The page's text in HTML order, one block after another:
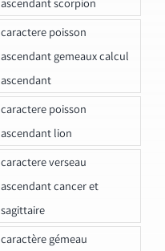
caractere poisson
ascendant gemeaux calcul
ascendant
caractere poisson
ascendant lion
caractere verseau
ascendant cancer et
sagittaire
caractère gémeau